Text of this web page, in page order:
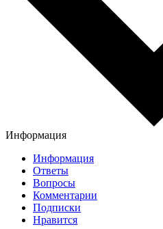
Информация
Информация
Ответы
Вопросы
Комментарии
Подписки
Нравится